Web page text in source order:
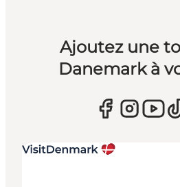
Ajoutez une
Danemark à